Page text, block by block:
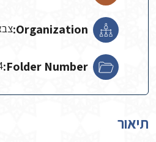
Organization:
Folder Number:
תיאור